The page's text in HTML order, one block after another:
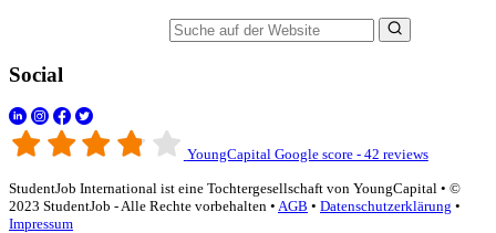
Social
YoungCapital Google score - 42 reviews
StudentJob International ist eine Tochtergesellschaft von YoungCapital • ©
2023 StudentJob - Alle Rechte vorbehalten • AGB • Datenschutzerklärung •
Impressum